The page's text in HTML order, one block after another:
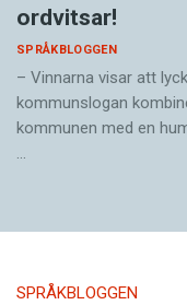
ordvitsar!
SPRÅKBLOGGEN
– Vinnarna visar att
kommunslogan
kommunen med en
…
SPRÅKBLOGGEN